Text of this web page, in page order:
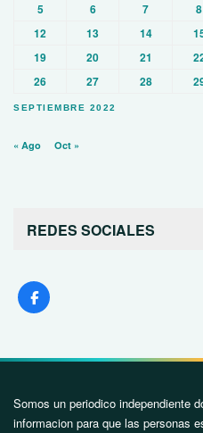
SEPTIEMBRE 2022
5
6 7 8
12
13 14
19
20 21
26
27 28
« Ago Oct »
REDES SOCIALES
Somos un periodico independiente
informacion para que las personas